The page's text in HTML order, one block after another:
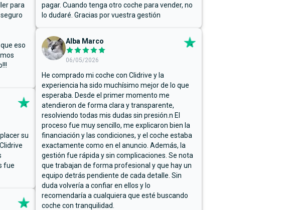
para
eso
su
fue
pagar. Cuando tenga otro coche para vender, no
lo dudaré. Gracias por vuestra gestión
Alba Marco
06/05/2026
He comprado mi coche con Clidrive y la
experiencia ha sido muchísimo mejor de lo que
esperaba. Desde el primer momento me
atendieron de forma clara y transparente,
resolviendo todas mis dudas sin presión.n El
proceso fue muy sencillo, me explicaron bien la
financiación y las condiciones, y el coche estaba
exactamente como en el anuncio. Además, la
gestión fue rápida y sin complicaciones. Se nota
que trabajan de forma profesional y que hay un
equipo detrás pendiente de cada detalle. Sin
duda volvería a confiar en ellos y lo
recomendaría a cualquiera que esté buscando
coche con tranquilidad.